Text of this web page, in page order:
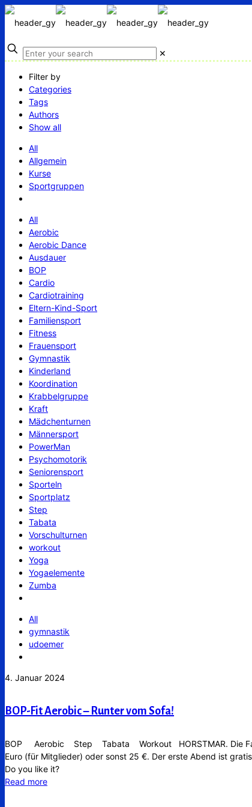
✕
Filter by
Categories
Tags
Authors
Show all
All
Allgemein
Kurse
Sportgruppen
All
Aerobic
Aerobic Dance
Ausdauer
BOP
Cardio
Cardiotraining
Eltern-Kind-Sport
Familiensport
Fitness
Frauensport
Gymnastik
Kinderland
Koordination
Krabbelgruppe
Kraft
Mädchenturnen
Männersport
PowerMan
Psychomotorik
Seniorensport
Sporteln
Sportplatz
Step
Tabata
Vorschulturnen
workout
Yoga
Yogaelemente
Zumba
All
gymnastik
udoemer
4. Januar 2024
BOP-Fit Aerobic – Runter vom Sofa!
BOP Aerobic Step Tabata Workout HORSTMAR. Die
Euro (für Mitglieder) oder sonst 25 €. Der erste Abend ist
Do you like it?
Read more